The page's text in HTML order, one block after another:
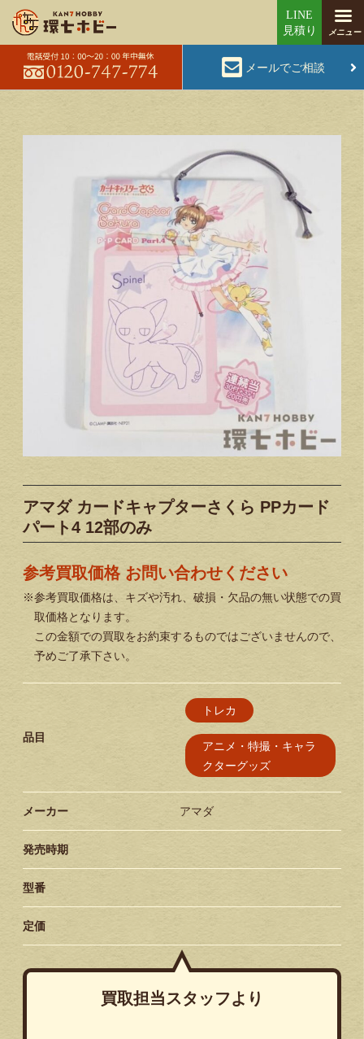
メールでご相談
アマダ カードキャプターさくら PPカード
パート4 12部のみ
参考買取価格 お問い合わせください
※参考買取価格は、キズや汚れ、破損・欠品の無い状態での買
取価格となります。
この金額での買取をお約束するものではございませんので、
予めご了承下さい。
品目
トレカ
アニメ・特撮・キャラ
クターグッズ
メーカー アマダ
発売時期
型番
定価
買取担当スタッフより